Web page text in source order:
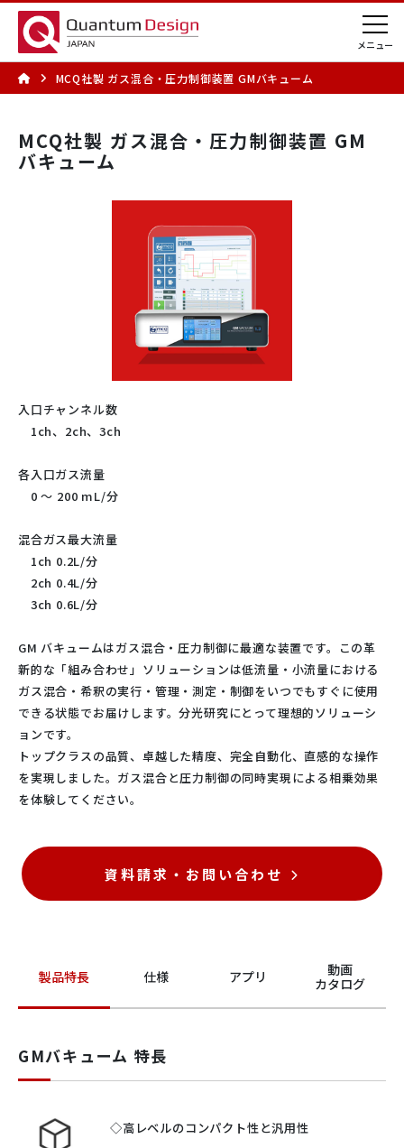
MCQ社製 ガス混合・圧力制御装置 GMバキューム
MCQ社製 ガス混合・圧力制御装置 GM
バキューム
入口チャンネル数
1ch、2ch、3ch
各入口ガス流量
0 ～ 200 mL/分
混合ガス最大流量
1ch 0.2L/分
2ch 0.4L/分
3ch 0.6L/分
GM バキュームはガス混合・圧力制御に最適な装置です。この革
新的な「組み合わせ」ソリューションは低流量・小流量における
ガス混合・希釈の実行・管理・測定・制御をいつでもすぐに使用
できる状態でお届けします。分光研究にとって理想的ソリューシ
ョンです。
トップクラスの品質、卓越した精度、完全自動化、直感的な操作
を実現しました。ガス混合と圧力制御の同時実現による相乗効果
を体験してください。
資料請求・お問い合わせ
製品特長 仕様 アプリ
動画
カタログ
GMバキューム 特長
◇高レベルのコンパクト性と汎用性